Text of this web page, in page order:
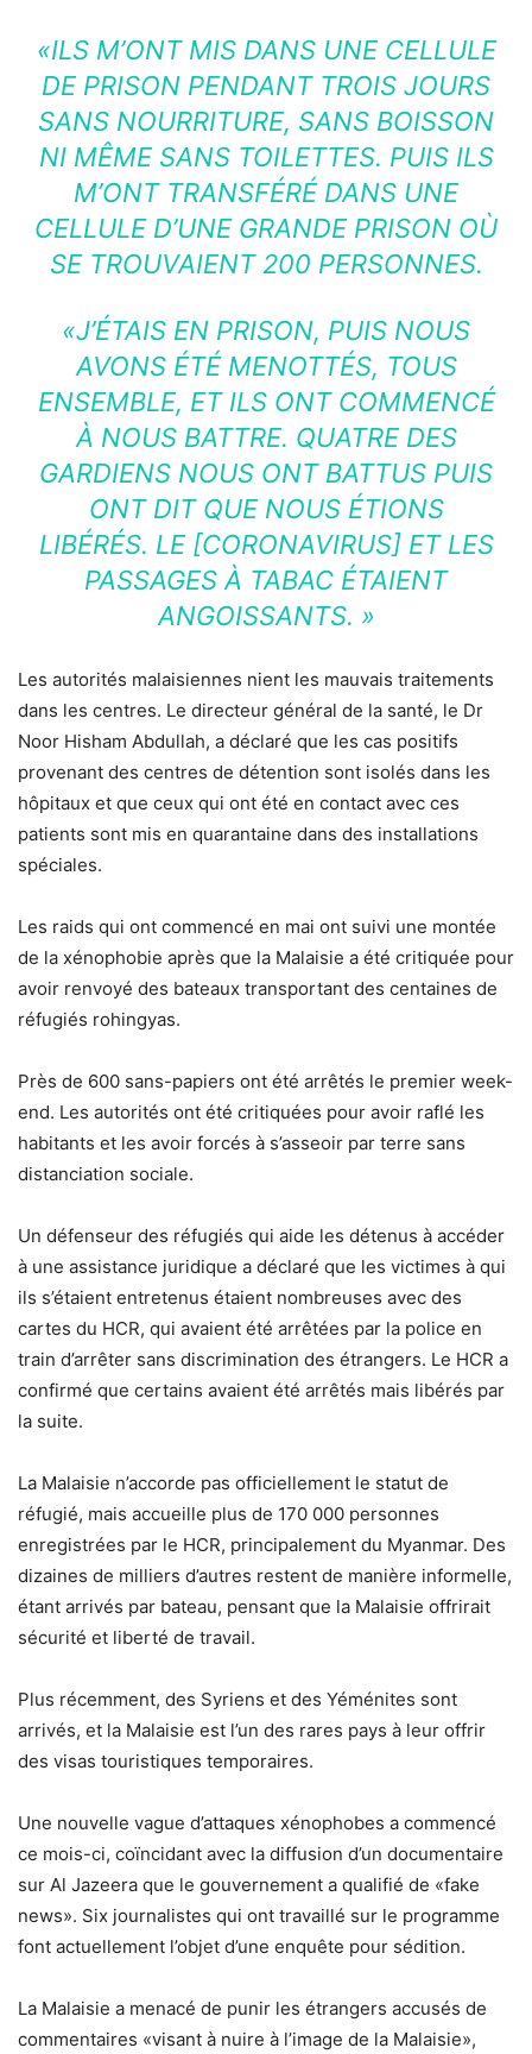
«ILS M’ONT MIS DANS UNE CELLULE
DE PRISON PENDANT TROIS JOURS
SANS NOURRITURE, SANS BOISSON
NI MÊME SANS TOILETTES. PUIS ILS
M’ONT TRANSFÉRÉ DANS UNE
CELLULE D’UNE GRANDE PRISON OÙ
SE TROUVAIENT 200 PERSONNES.
«J’ÉTAIS EN PRISON, PUIS NOUS
AVONS ÉTÉ MENOTTÉS, TOUS
ENSEMBLE, ET ILS ONT COMMENCÉ
À NOUS BATTRE. QUATRE DES
GARDIENS NOUS ONT BATTUS PUIS
ONT DIT QUE NOUS ÉTIONS
LIBÉRÉS. LE [CORONAVIRUS] ET LES
PASSAGES À TABAC ÉTAIENT
ANGOISSANTS. »
Les autorités malaisiennes nient les mauvais traitements
dans les centres. Le directeur général de la santé, le Dr
Noor Hisham Abdullah, a déclaré que les cas positifs
provenant des centres de détention sont isolés dans les
hôpitaux et que ceux qui ont été en contact avec ces
patients sont mis en quarantaine dans des installations
spéciales.
Les raids qui ont commencé en mai ont suivi une montée
de la xénophobie après que la Malaisie a été critiquée pour
avoir renvoyé des bateaux transportant des centaines de
réfugiés rohingyas.
Près de 600 sans-papiers ont été arrêtés le premier week-
end. Les autorités ont été critiquées pour avoir raflé les
habitants et les avoir forcés à s’asseoir par terre sans
distanciation sociale.
Un défenseur des réfugiés qui aide les détenus à accéder
à une assistance juridique a déclaré que les victimes à qui
ils s’étaient entretenus étaient nombreuses avec des
cartes du HCR, qui avaient été arrêtées par la police en
train d’arrêter sans discrimination des étrangers. Le HCR a
confirmé que certains avaient été arrêtés mais libérés par
la suite.
La Malaisie n’accorde pas officiellement le statut de
réfugié, mais accueille plus de 170 000 personnes
enregistrées par le HCR, principalement du Myanmar. Des
dizaines de milliers d’autres restent de manière informelle,
étant arrivés par bateau, pensant que la Malaisie offrirait
sécurité et liberté de travail.
Plus récemment, des Syriens et des Yéménites sont
arrivés, et la Malaisie est l’un des rares pays à leur offrir
des visas touristiques temporaires.
Une nouvelle vague d’attaques xénophobes a commencé
ce mois-ci, coïncidant avec la diffusion d’un documentaire
sur Al Jazeera que le gouvernement a qualifié de «fake
news». Six journalistes qui ont travaillé sur le programme
font actuellement l’objet d’une enquête pour sédition.
La Malaisie a menacé de punir les étrangers accusés de
commentaires «visant à nuire à l’image de la Malaisie»,